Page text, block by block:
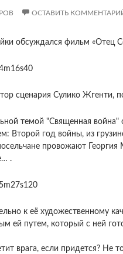
ОСТАВИТЬ
обсуждался фильм «Отец
сценария Сулико Жгенти,
темой "Священная война"
год войны, из
провожают
.
к её художественному
ей путем, который с ней
врага, если придется? Не